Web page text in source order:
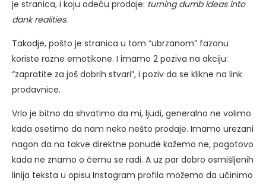
je stranica, i koju odeću prodaje: turning dumb ideas into
dank realities.
Takodje, pošto je stranica u tom “ubrzanom” fazonu
koriste razne emotikone. I imamo 2 poziva na akciju:
“zapratite za još dobrih stvari”, i poziv da se klikne na link
prodavnice.
Vrlo je bitno da shvatimo da mi, ljudi, generalno ne volimo
kada osetimo da nam neko nešto prodaje. Imamo urezani
nagon da na takve direktne ponude kažemo ne, pogotovo
kada ne znamo o čemu se radi. A uz par dobro osmišljenih
linija teksta u opisu Instagram profila možemo da učinimo